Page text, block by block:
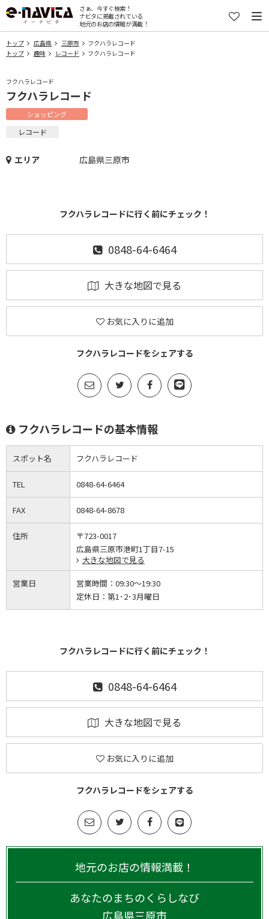
さぁ、今すぐ検索！
ナビタに掲載されている
地元のお店の情報が満載！
トップ 広島県 三原市
フクハラレコード
トップ
趣味 レコード フクハラレコード
フクハラレコード
フクハラレコード
ショッピング
レコード
エリア 広島県三原市
フクハラレコードに行く前にチェック！
0848-64-6464
大きな地図で見る
お気に入りに追加
フクハラレコードをシェアする
フクハラレコードの基本情報
スポット名 フクハラレコード
TEL 0848-64-6464
FAX 0848-64-8678
住所
〒723-0017
広島県三原市港町1丁目7-15
大きな地図で見る
営業日 営業時間： 09:30～19:30
定休日： 第1･2･3月曜日
フクハラレコードに行く前にチェック！
0848-64-6464
大きな地図で見る
お気に入りに追加
フクハラレコードをシェアする
地元のお店の情報満載！
あなたのまちのくらしなび
広島県三原市